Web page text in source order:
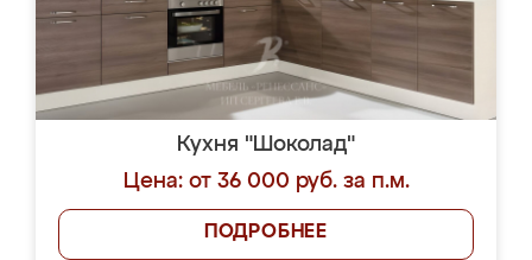
Кухня "Шоколад"
Цена: от 36 000 руб. за п.м.
ПОДРОБНЕЕ